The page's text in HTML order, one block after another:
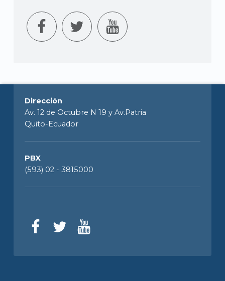
Dirección
Av. 12 de Octubre N 19 y Av.Patria
Quito-Ecuador
PBX
(593) 02 - 3815000